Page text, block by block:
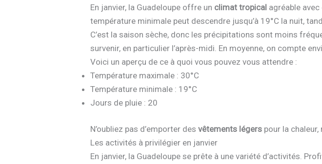
En janvier, la Guadeloupe offre un climat tropical agréable
température minimale peut descendre jusqu’à 19°C la nuit,
C’est la saison sèche, donc les précipitations sont moins
survenir, en particulier l’après-midi. En moyenne, on compte
Voici un aperçu de ce à quoi vous pouvez vous attendre :
Température maximale : 30°C
Température minimale : 19°C
Jours de pluie : 20
N’oubliez pas d’emporter desvêtements légers pour la
Les activités à privilégier en janvier
En janvier, la Guadeloupe se prête à une variété d’activités.